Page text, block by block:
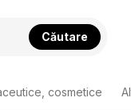
Căutare
cosmetice